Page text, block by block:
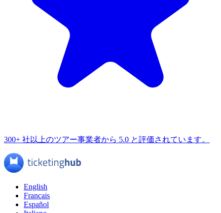
300+ 社以上のツアー事業者から 5.0 と評価されています。
English
Français
Español